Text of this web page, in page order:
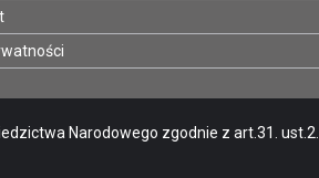
Narodowego zgodnie z art.31.